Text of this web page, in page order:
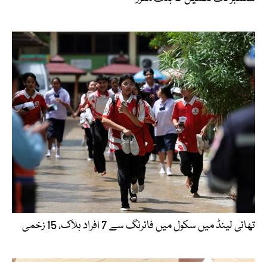
تھائی لینڈ میں سکول میں فائرنگ سے 7 افراد ہلاک، 15 زخمی